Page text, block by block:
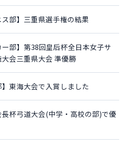
ス部】三重県選手権の結果
ー部】第38回皇后杯全日本女子サ
会三重県大会 準優勝
】東海大会で入賞しました
長杯弓道大会(中学・高校の部)で優